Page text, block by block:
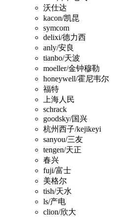
沃仕达
kacon/凯昆
symcom
delixi/德力西
anly/安良
tianbo/天波
moeller/金钟穆勒
honeywell/霍尼韦尔
福特
上海人民
schrack
goodsky/国兴
杭州西子/kejikeyi
sanyou/三友
tengen/天正
春兴
fuji/富士
美格尔
tish/天水
ls/产电
clion/欣大